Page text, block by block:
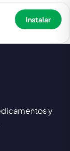
Instalar
y